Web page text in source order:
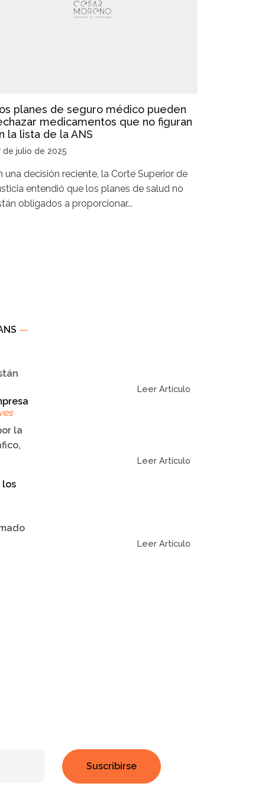
planes de seguro médico pueden
medicamentos que no figuran
la lista de la ANS
de julio de 2025
una decisión reciente, la Corte Superior de
entendió que los planes de salud no
obligados a proporcionar...
—
Leer Artículo
la
Leer Artículo
los
Leer Artículo